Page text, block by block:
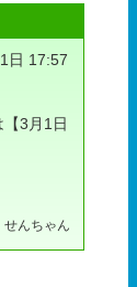
日 17:57
3月1日
せんちゃん